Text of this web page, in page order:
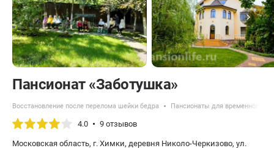
Пансионат «Заботушка»
Восстановление после перелома шейки бедра Пансионаты для временного
4.0 9 отзывов
Московская область, г. Химки, деревня Николо-Черкизово, ул.